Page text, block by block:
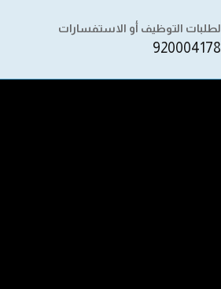
لطلبات التوظيف أو الاستفسارات
920004178